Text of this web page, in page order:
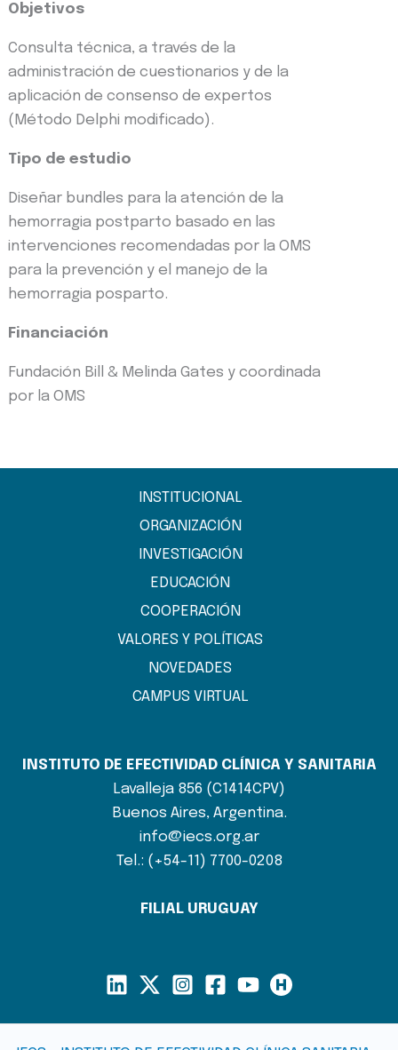
Objetivos
Consulta técnica, a través de la
administración de cuestionarios y de la
aplicación de consenso de expertos
(Método Delphi modificado).
Tipo de estudio
Diseñar bundles para la atención de la
hemorragia postparto basado en las
intervenciones recomendadas por la OMS
para la prevención y el manejo de la
hemorragia posparto.
Financiación
Fundación Bill & Melinda Gates y coordinada
por la OMS
INSTITUCIONAL
ORGANIZACIÓN
INVESTIGACIÓN
EDUCACIÓN
COOPERACIÓN
VALORES Y POLÍTICAS
NOVEDADES
CAMPUS VIRTUAL
INSTITUTO DE EFECTIVIDAD CLÍNICA Y SANITARIA
Lavalleja 856 (C1414CPV)
Buenos Aires, Argentina.
info@iecs.org.ar
Tel.: (+54-11) 7700-0208
FILIAL URUGUAY